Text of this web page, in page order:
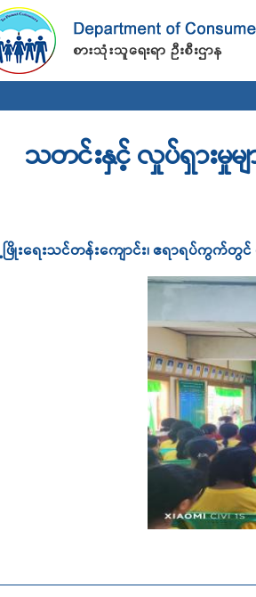
main
content
သတင်းနှင့် လှုပ်ရှားမှုမျ
ြိုးရေးသင်တန်းကျောင်း၊ ဧရာရပ်ကွက်